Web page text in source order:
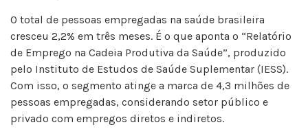
O total de pessoas empregadas na saúde brasileira
cresceu 2,2% em três meses. É o que aponta o “Relatório
de Emprego na Cadeia Produtiva da Saúde”, produzido
pelo Instituto de Estudos de Saúde Suplementar (IESS).
Com isso, o segmento atinge a marca de 4,3 milhões de
pessoas empregadas, considerando setor público e
privado com empregos diretos e indiretos.